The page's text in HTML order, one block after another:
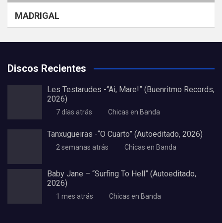
MADRIGAL
Discos Recientes
Les Testarudes -“Ai, Mare!” (Buenritmo Records,
2026)
7 días atrás Chicas en Banda
Tanxugueiras -“O Cuarto” (Autoeditado, 2026)
2 semanas atrás Chicas en Banda
Baby Jane – “Surfing To Hell” (Autoeditado,
2026)
1 mes atrás Chicas en Banda